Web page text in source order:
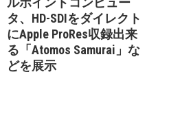
タ、HD-SDIをダイレクト
にApple ProRes収録出来
る「Atomos Samurai」な
どを展示